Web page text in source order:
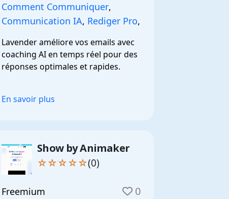
Comment Communiquer,
Communication IA, Rediger Pro,
Lavender améliore vos emails avec
coaching AI en temps réel pour des
réponses optimales et rapides.
En savoir plus
Show by Animaker
☆☆☆☆☆(0)
Freemium 0